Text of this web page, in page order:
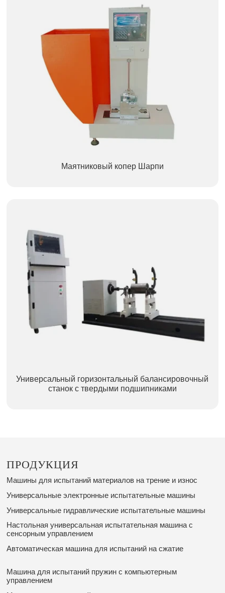
Маятниковый копер Шарпи
Универсальный горизонтальный балансировочный
станок с твердыми подшипниками
ПРОДУКЦИЯ
Машины для испытаний материалов на трение и износ
Универсальные электронные испытательные машины
Универсальные гидравлические испытательные машины
Настольная универсальная испытательная машина с
сенсорным управлением
Автоматическая машина для испытаний на сжатие
Машина для испытаний пружин с компьютерным
управлением